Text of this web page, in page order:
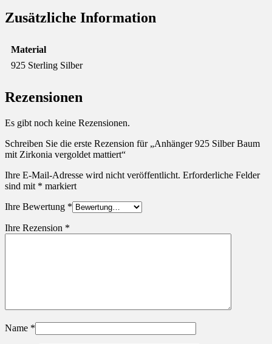
Zusätzliche Information
Material
925 Sterling Silber
Rezensionen
Es gibt noch keine Rezensionen.
Schreiben Sie die erste Rezension für „Anhänger 925 Silber Baum
mit Zirkonia vergoldet mattiert“
Ihre E-Mail-Adresse wird nicht veröffentlicht. Erforderliche Felder
sind mit * markiert
Ihre Bewertung *
Ihre Rezension *
Name *